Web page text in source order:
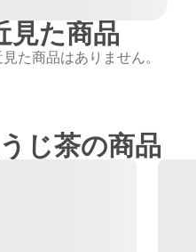
見た商品
た商品はありません。
じ茶の商品